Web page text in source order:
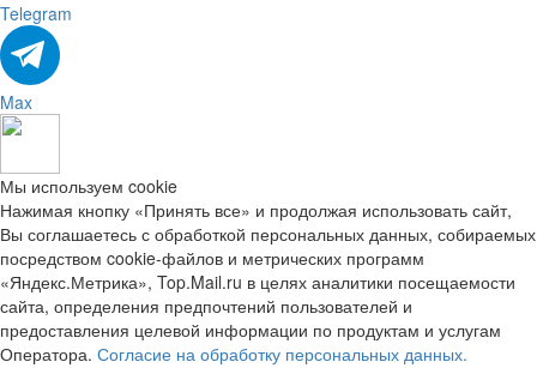
Telegram
Max
Мы используем cookie
Нажимая кнопку «Принять все» и продолжая использовать сайт,
Вы соглашаетесь с обработкой персональных данных, собираемых
посредством cookie-файлов и метрических программ
«Яндекс.Метрика», Top.Mail.ru в целях аналитики посещаемости
сайта, определения предпочтений пользователей и
предоставления целевой информации по продуктам и услугам
Оператора. Согласие на обработку персональных данных.